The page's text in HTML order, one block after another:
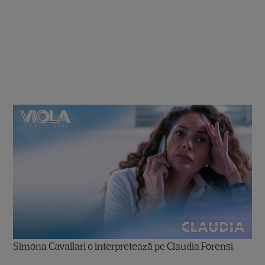
Simona Cavallari o interpretează pe Claudia Forensi.